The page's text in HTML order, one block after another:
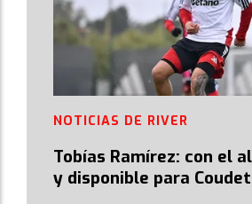
Tobías Ramírez: con el
y disponible para Coudet
NOTICIAS DE RIVER